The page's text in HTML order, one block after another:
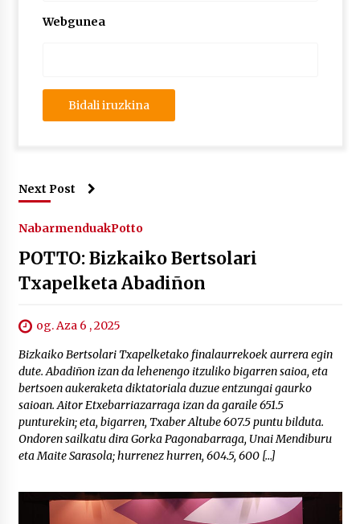
Webgunea
Next Post
NabarmenduakPotto
POTTO: Bizkaiko Bertsolari
Txapelketa Abadiñon
og. Aza 6 , 2025
Bizkaiko Bertsolari Txapelketako finalaurrekoek aurrera egin
dute. Abadiñon izan da lehenengo itzuliko bigarren saioa, eta
bertsoen aukeraketa diktatoriala duzue entzungai gaurko
saioan. Aitor Etxebarriazarraga izan da garaile 651.5
punturekin; eta, bigarren, Txaber Altube 607.5 puntu bilduta.
Ondoren sailkatu dira Gorka Pagonabarraga, Unai Mendiburu
eta Maite Sarasola; hurrenez hurren, 604.5, 600 […]